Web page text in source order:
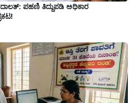
ಪಹಣಿ ತಿದ್ದುಪಡಿ ಅಧಿಕಾರ